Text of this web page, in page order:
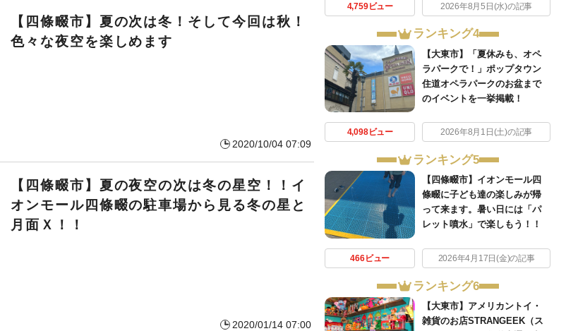
【四條畷市】夏の次は冬！そして今回は秋！
色々な夜空を楽しめます
2020/10/04 07:09
【四條畷市】夏の夜空の次は冬の星空！！イ
オンモール四條畷の駐車場から見る冬の星と
月面Ｘ！！
2020/01/14 07:00
4,759ビュー 2026年8月5日(水)の記事
ランキング4
【大東市】「夏休みも、オペ
ラパークで！」ポップタウン
住道オペラパークのお盆まで
のイベントを一挙掲載！
4,098ビュー 2026年8月1日(土)の記事
ランキング5
【四條畷市】イオンモール四
條畷に子ども達の楽しみが帰
って来ます。暑い日には「パ
レット噴水」で楽しもう！！
466ビュー 2026年4月17日(金)の記事
ランキング6
【大東市】アメリカントイ・
雑貨のお店STRANGEEK（ス